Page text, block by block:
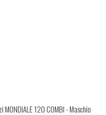
120 COMBI - Maschio